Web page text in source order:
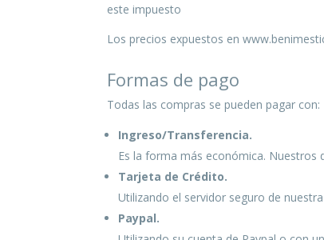
este impuesto
Los precios expuestos en
Formas de pago
Todas las compras se pueden pagar con:
Ingreso/Transferencia.
Es la forma más económica. Nuestros
Tarjeta de Crédito.
Utilizando el servidor seguro de
Paypal.